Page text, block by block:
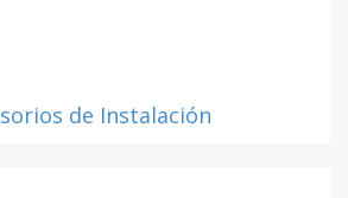
de Instalación